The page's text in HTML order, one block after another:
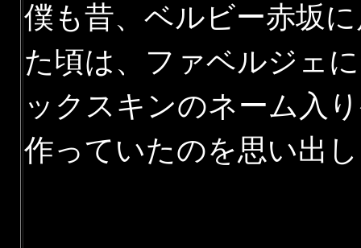
僕も昔、ベルビー赤坂
た頃は、ファベルジェ
ックスキンのネーム入
作っていたのを思い出